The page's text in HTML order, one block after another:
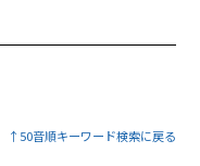
↑50音順キーワード検索に戻る